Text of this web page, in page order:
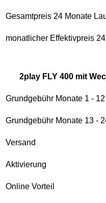
Gesamtpreis 24 Monate
monatlicher Effektivpreis
2play FLY 400 mit
Grundgebühr Monate 1 - 12
Grundgebühr Monate 13 -
Versand
Aktivierung
Online Vorteil